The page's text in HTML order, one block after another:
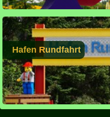
Hafen Rundfahrt